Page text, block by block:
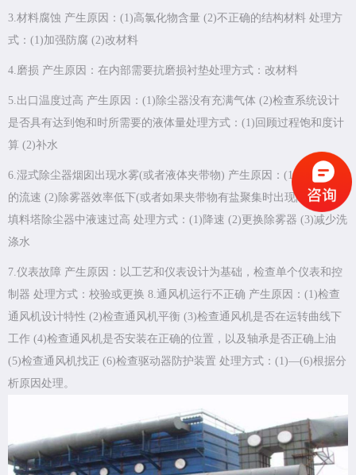
3.材料腐蚀 产生原因：(1)高氯化物含量 (2)不正确的结构材料 处理方
式：(1)加强防腐 (2)改材料
4.磨损 产生原因：在内部需要抗磨损衬垫处理方式：改材料
5.出口温度过高 产生原因：(1)除尘器没有充满气体 (2)检查系统设计
是否具有达到饱和时所需要的液体量处理方式：(1)回顾过程饱和度计
算 (2)补水
6.湿式除尘器烟囱出现水雾(或者液体夹带物) 产生原因：(1)校验烟囱
的流速 (2)除雾器效率低下(或者如果夹带物有盐聚集时出现阻塞) (3)
填料塔除尘器中液速过高 处理方式：(1)降速 (2)更换除雾器 (3)减少洗
涤水
7.仪表故障 产生原因：以工艺和仪表设计为基础，检查单个仪表和控
制器 处理方式：校验或更换 8.通风机运行不正确 产生原因：(1)检查
通风机设计特性 (2)检查通风机平衡 (3)检查通风机是否在运转曲线下
工作 (4)检查通风机是否安装在正确的位置，以及轴承是否正确上油
(5)检查通风机找正 (6)检查驱动器防护装置 处理方式：(1)—(6)根据分
析原因处理。